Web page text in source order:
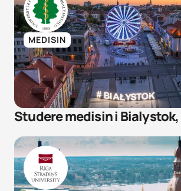
MEDISIN
Studere medisin i